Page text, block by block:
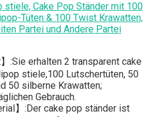
stiele, Cake Pop Ständer mit 100
Tüten & 100 Twist Krawatten,
Partei und Andere Partei
:Sie erhalten 2 transparent cake
stiele,100 Lutschertüten, 50
50 silberne Krawatten;
Gebrauch.
】:Der cake pop ständer ist